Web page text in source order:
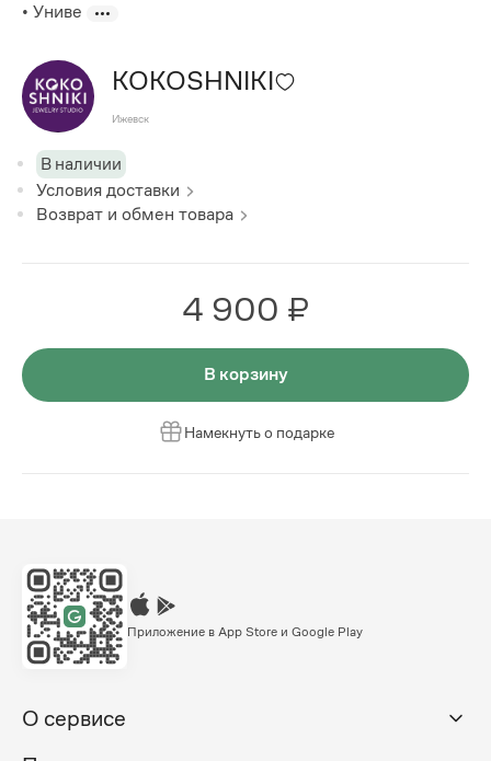
• Униве
KOKOSHNIKI
Ижевск
В наличии
Условия доставки
Возврат и обмен товара
4 900 ₽
В корзину
Намекнуть о подарке
Приложение в App Store и Google Play
О сервисе